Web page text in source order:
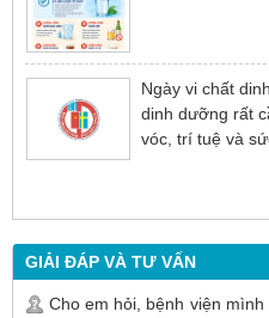
Ngày vi chất
dinh dưỡng rất
vóc, trí tuệ và
GIẢI ĐÁP VÀ TƯ VẤN
Cho em hỏi, bệnh viện